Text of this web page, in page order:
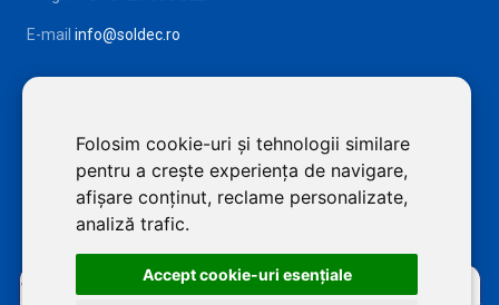
Folosim cookie-uri și tehnologii similare
pentru a crește experiența de navigare,
afișare conținut, reclame personalizate,
analiză trafic.
Accept cookie-uri esenţiale
E-mail info@soldec.ro